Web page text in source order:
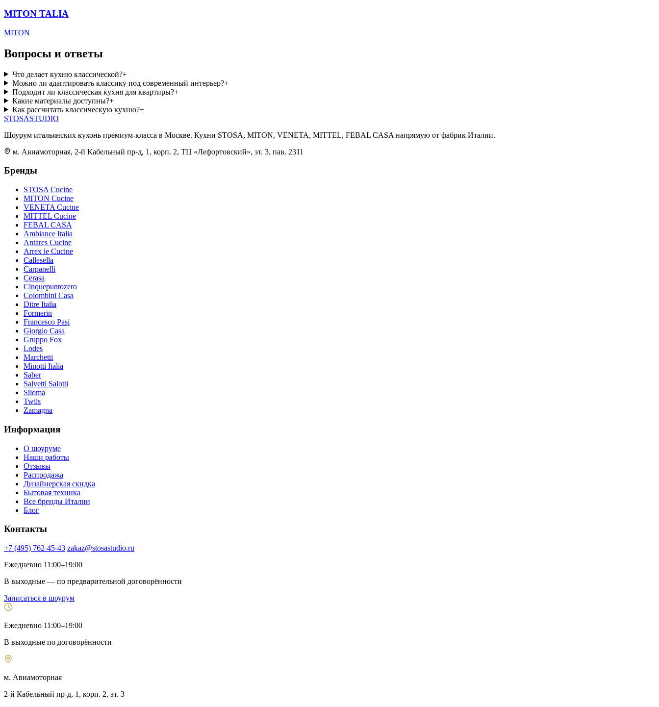
MITON TALIA
MITON
Вопросы и ответы
Что делает кухню классической?+
Можно ли адаптировать классику под современный интерьер?+
Подходит ли классическая кухня для квартиры?+
Какие материалы доступны?+
Как рассчитать классическую кухню?+
STOSASTUDIO
Шоурум итальянских кухонь премиум-класса в Москве. Кухни STOSA, MITON, VENETA, MITTEL, FEBAL CASA напрямую от фабрик Италии.
м. Авиамоторная, 2-й Кабельный пр-д, 1, корп. 2, ТЦ «Лефортовский», эт. 3, пав. 2311
Бренды
STOSA Cucine
MITON Cucine
VENETA Cucine
MITTEL Cucine
FEBAL CASA
Ambiance Italia
Antares Cucine
Arrex le Cucine
Callesella
Carpanelli
Cerasa
Cinquepuntozero
Colombini Casa
Ditre Italia
Formerin
Francesco Pasi
Giorgio Casa
Gruppo Fox
Lodes
Marchetti
Minotti Italia
Saber
Salvetti Salotti
Siloma
Twils
Zamagna
Информация
О шоуруме
Наши работы
Отзывы
Распродажа
Дизайнерская скидка
Бытовая техника
Все бренды Италии
Блог
Контакты
+7 (495) 762-45-43 zakaz@stosastudio.ru
Ежедневно 11:00–19:00
В выходные — по предварительной договорённости
Записаться в шоурум
Ежедневно 11:00–19:00
В выходные по договорённости
м. Авиамоторная
2-й Кабельный пр-д, 1, корп. 2, эт. 3